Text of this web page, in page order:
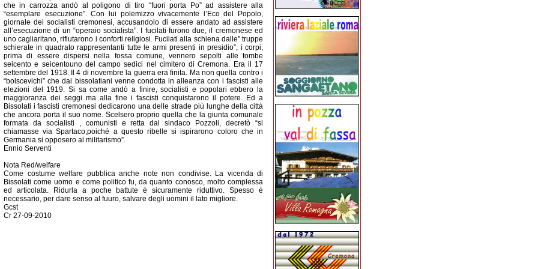
che in carrozza andò al poligono di tiro “fuori porta Po” ad assistere alla
“esemplare esecuzione”. Con lui polemizzo vivacemente l’Eco del Popolo,
giornale dei socialisti cremonesi, accusandolo di essere andato ad assistere
all’esecuzione di un “operaio socialista”. I fucilati furono due, il cremonese ed
uno cagliaritano, rifiutarono i conforti religiosi. Fucilati alla schiena dalle” truppe
schierate in quadrato rappresentanti tutte le armi presenti in presidio”, i corpi,
prima di essere dispersi nella fossa comune, vennero sepolti alle tombe
seicento e seicentouno del campo sedici nel cimitero di Cremona. Era il 17
settembre del 1918. Il 4 di novembre la guerra era finita. Ma non quella contro i
“bolscevichi” che dai bissolatiani venne condotta in alleanza con i fascisti alle
elezioni del 1919. Si sa come andò a finire, socialisti e popolari ebbero la
maggioranza dei seggi ma alla fine i fascisti conquistarono il potere. Ed a
Bissolati i fascisti cremonesi dedicarono una delle strade più lunghe della città
che ancora porta il suo nome. Scelsero proprio quella che la giunta comunale
formata da socialisti , comunisti e retta dal sindaco Pozzoli, decretò “si
chiamasse via Spartaco,poiché a questo ribelle si ispirarono coloro che in
Germania si opposero al militarismo”.
Ennio Serventi
Nota Red/welfare
Come costume welfare pubblica anche note non condivise. La vicenda di
Bissolati come uomo e come politico fu, da quanto conosco, molto complessa
ed articolata. Ridurla a poche battute è sicuramente riduttivo. Spesso è
necessario, per dare senso al fuuro, salvare degli uomini il lato migliore.
Gcst
Cr 27-09-2010